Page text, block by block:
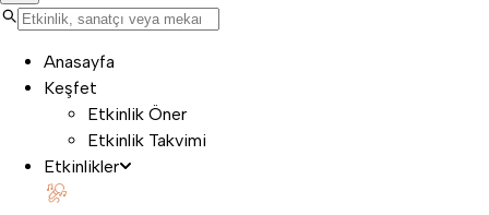
Anasayfa
Keşfet
Etkinlik Öner
Etkinlik Takvimi
Etkinlikler